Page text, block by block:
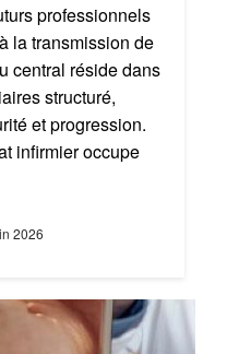
professionnels
la transmission de
central réside dans
structuré,
et progression.
infirmier occupe
2026